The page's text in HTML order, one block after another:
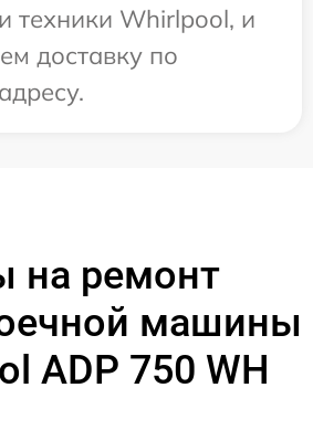
техники Whirlpool, и
доставку по
на ремонт
машины
ADP 750 WH